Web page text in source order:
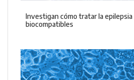
Investigan cómo tratar la
biocompatibles